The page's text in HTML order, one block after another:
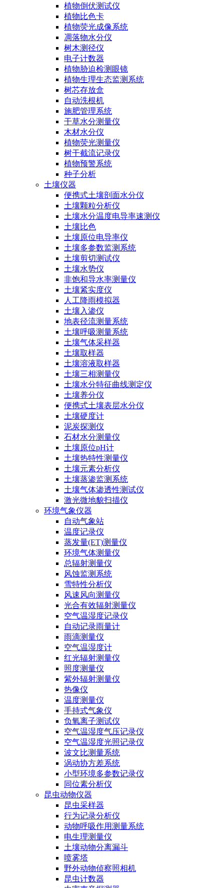
植物倒伏测试仪
植物比色卡
植物荧光成像系统
凋落物水分仪
树木测径仪
电子计数器
植物胁迫检测眼镜
植物生理生态监测系统
树芯存放盒
自动洗根机
施肥管理系统
干草水分测量仪
木材水分仪
植物荧光测量仪
树干截流记录仪
植物预警系统
种子分析
土壤仪器
便携式土壤剖面水分仪
土壤颗粒分析仪
土壤水分温度电导率速测仪
土壤比色
土壤原位电导率仪
土壤多参数监测系统
土壤剪切测试仪
土壤水势仪
非饱和导水率测量仪
土壤紧实度仪
人工降雨模拟器
土壤入渗仪
地表径流测量系统
土壤呼吸测量系统
土壤气体采样器
土壤取样器
土壤溶液取样器
土壤三相测量仪
土壤水分特征曲线测定仪
土壤养分仪
便携式土壤表层水分仪
土壤硬度计
泥炭探测仪
石材水分测量仪
土壤原位pH计
土壤热特性测量仪
土壤元素分析仪
土壤蒸渗监测系统
土壤气体渗透性测试仪
激光微地貌扫描仪
环境气象仪器
自动气象站
温度记录仪
蒸发量(ET)测量仪
环境气体测量仪
总辐射测量仪
风蚀监测系统
雪特性分析仪
风速风向测量仪
光合有效辐射测量仪
空气温湿度记录仪
自动记录雨量计
雨滴测量仪
空气温湿度计
红光辐射测量仪
照度测量仪
紫外辐射测量仪
热像仪
温度测量仪
手持式气象仪
负氧离子测试仪
空气温湿度气压记录仪
空气温湿度光照记录仪
波文比测量系统
涡动协方差系统
小型环境多参数记录仪
同位素分析仪
昆虫动物仪器
昆虫采样器
行为记录分析仪
动物呼吸作用测量系统
电生理测量仪
土壤动物分离漏斗
喷雾塔
野外动物侦察照相机
昆虫计数器